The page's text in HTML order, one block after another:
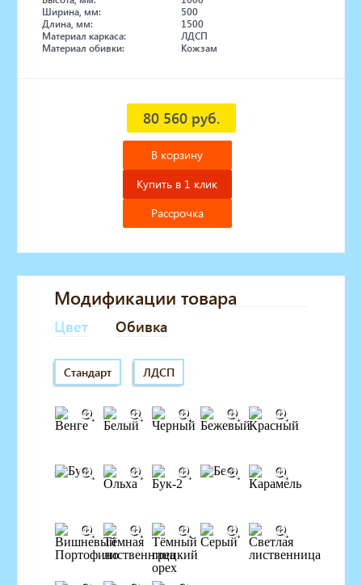
Ширина, мм:
500
Длина, мм:
1500
Материал каркаса:
ЛДСП
Материал обивки:
Кожзам
80 560 руб.
В корзину
Купить в 1 клик
Рассрочка
Модификации товара
Цвет Обивка
Стандарт ЛДСП